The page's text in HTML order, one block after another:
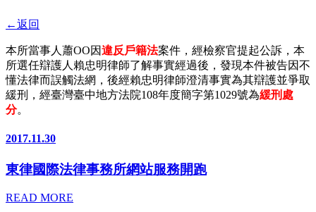
←返回
本所當事人蕭OO因違反戶籍法案件，經檢察官提起公訴，本
所選任辯護人賴忠明律師了解事實經過後，發現本件被告因不
懂法律而誤觸法網，後經賴忠明律師澄清事實為其辯護並爭取
緩刑，經臺灣臺中地方法院108年度簡字第1029號為緩刑處
分。
2017.11.30
東律國際法律事務所網站服務開跑
READ MORE